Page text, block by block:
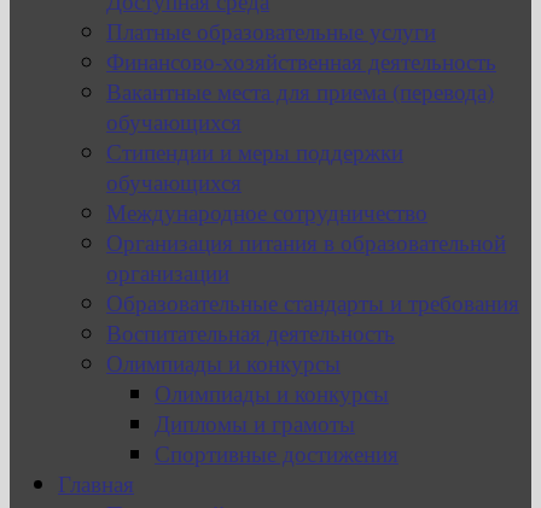
Платные образовательные услуги
Финансово-хозяйственная деятельность
Вакантные места для приема (перевода)
обучающихся
Стипендии и меры поддержки
обучающихся
Международное сотрудничество
Организация питания в образовательной
организации
Образовательные стандарты и требования
Воспитательная деятельность
Олимпиады и конкурсы
Олимпиады и конкурсы
Дипломы и грамоты
Спортивные достижения
Главная